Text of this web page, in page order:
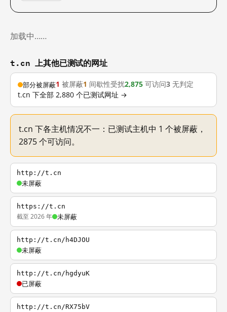
加载中……
t.cn 上其他已测试的网址
部分被屏蔽1 被屏蔽1 间歇性受扰2,875 可访问3 无判定
t.cn 下全部 2,880 个已测试网址 →
t.cn 下各主机情况不一：已测试主机中 1 个被屏蔽，
2875 个可访问。
http://t.cn
未屏蔽
https://t.cn
截至 2026 年 未屏蔽
http://t.cn/h4DJOU
未屏蔽
http://t.cn/hgdyuK
已屏蔽
http://t.cn/RX75bV